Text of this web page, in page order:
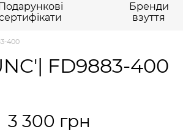
Бренди
взуття
400
FD9883-400
3 300 грн